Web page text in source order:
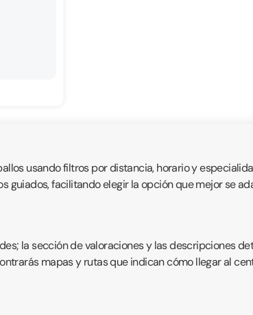
usando filtros por distancia, horario y
guiados, facilitando elegir la opción que mejor se
la sección de valoraciones y las descripciones
mapas y rutas que indican cómo llegar al